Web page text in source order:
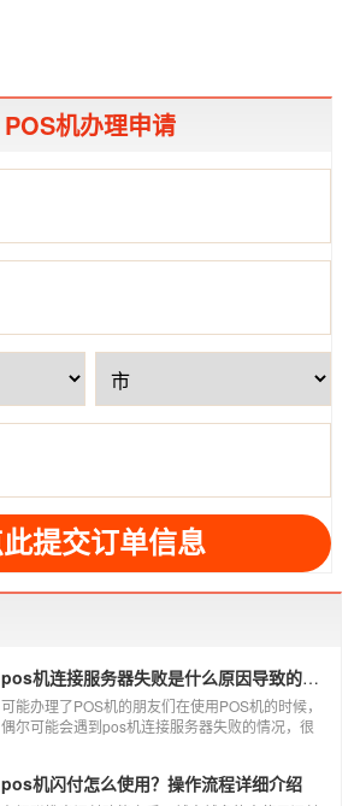
POS机办理申请
pos机连接服务器失败是什么原因导致的？附解决办法
可能办理了POS机的朋友们在使用POS机的时候，
偶尔可能会遇到pos机连接服务器失败的情况，很
失败是什么原因导致的？以及出现这种情况又该如
pos机闪付怎么使用？操作流程详细介绍